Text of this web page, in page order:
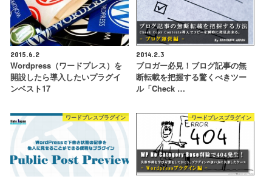
2015.6.2
Wordpress（ワードプレス）を
開設したら導入したいプラグイ
ンベスト17
2014.2.3
ブロガー必見！ブログ記事の無
断転載を把握する驚くべきツー
ル「Check …
ワードプレスプラグイン ワードプレスプラグイン